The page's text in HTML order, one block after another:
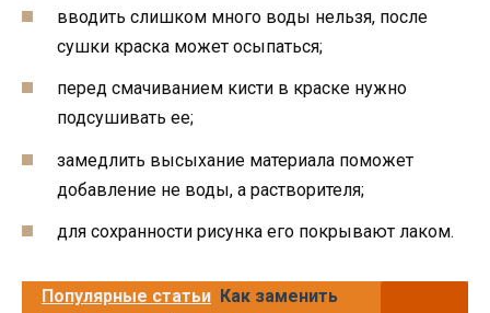
вводить слишком много воды нельзя, после
сушки краска может осыпаться;
перед смачиванием кисти в краске нужно
подсушивать ее;
замедлить высыхание материала поможет
добавление не воды, а растворителя;
для сохранности рисунка его покрывают лаком.
Популярные статьи Как заменить